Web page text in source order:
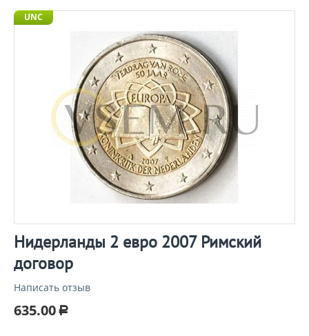
UNC
Нидерланды 2 евро 2007 Римский
договор
Написать отзыв
635.00 Р